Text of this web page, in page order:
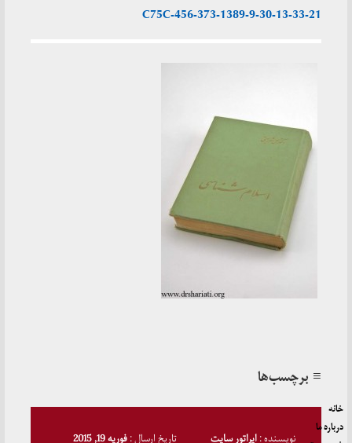
456-373-1389-9-30-13-33-21-C75C
≡ برچسب‌ها
نویسنده :اپراتور سایت تاریخ ارسال :فوریه 19, 2015
خانه
درباره ما